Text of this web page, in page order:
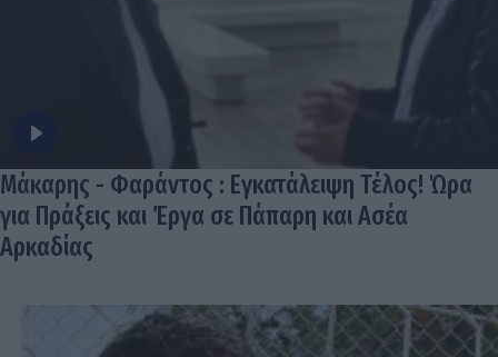
Μάκαρης - Φαράντος : Εγκατάλειψη Τέλος! Ώρα
για Πράξεις και Έργα σε Πάπαρη και Ασέα
Αρκαδίας